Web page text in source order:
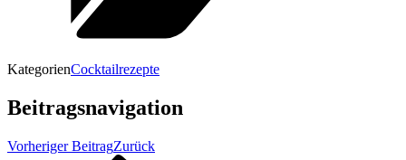
KategorienCocktailrezepte
Beitragsnavigation
Vorheriger BeitragZurück